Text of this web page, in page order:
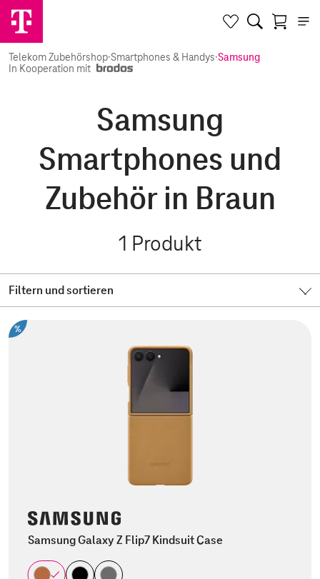
Telekom Zubehörshop·Smartphones & Handys·Samsung
In Kooperation mit
Samsung
Smartphones und
Zubehör in Braun
1 Produkt
Filtern und sortieren
%
Samsung Galaxy Z Flip7 Kindsuit Case